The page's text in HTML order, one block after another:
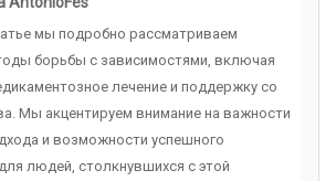
мы подробно рассматриваем
борьбы с зависимостями, включая
лечение и поддержку со
Мы акцентируем внимание на важности
и возможности успешного
людей, столкнувшихся с этой